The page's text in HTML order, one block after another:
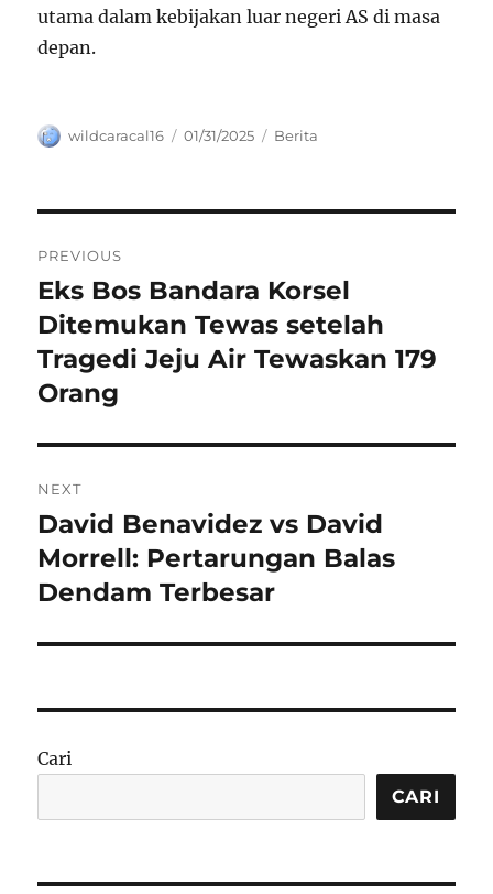
utama dalam kebijakan luar negeri AS di masa
depan.
Author
wildcaracal16
Posted
01/31/2025 Categories
Berita
pos
PREVIOUS
Previous
post:
Eks Bos Bandara Korsel
Ditemukan Tewas setelah
Tragedi Jeju Air Tewaskan 179
Orang
NEXT
Next
post:
David Benavidez vs David
Morrell: Pertarungan Balas
Dendam Terbesar
Cari
CARI